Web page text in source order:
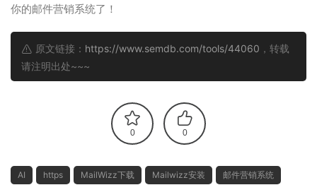
你的邮件营销系统了！
原文链接： https://www.semdb.com/tools/44060 ，转载
请注明出处~~~
0 0
AI https MailWizz下载 Mailwizz安装 邮件营销系统